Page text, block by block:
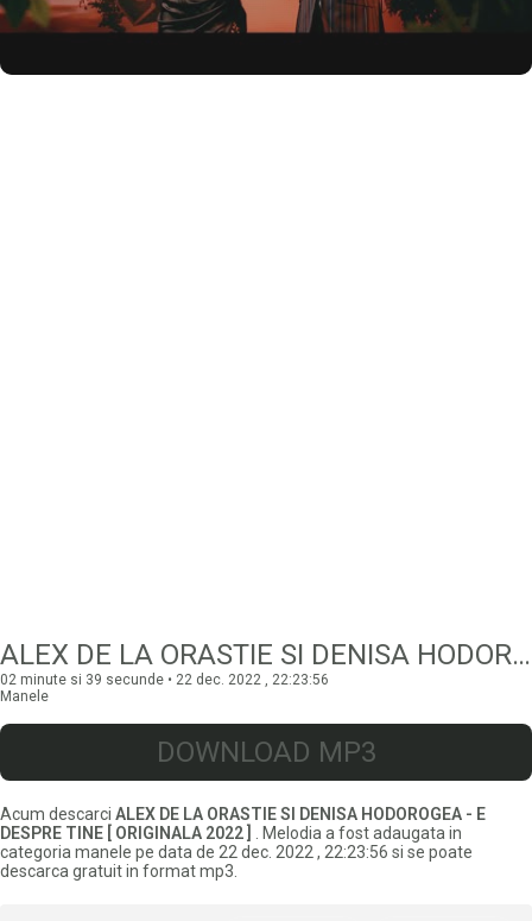
ALEX DE LA ORASTIE SI DENISA HODOROGEA – E DESPRE TINE
02 minute si 39 secunde • 22 dec. 2022 , 22:23:56
Manele
DOWNLOAD MP3
Acum descarci ALEX DE LA ORASTIE SI DENISA HODOROGEA - E
DESPRE TINE [ ORIGINALA 2022 ]
. Melodia a fost adaugata in
categoria manele pe data de 22 dec. 2022 , 22:23:56 si se poate
descarca gratuit in format mp3.